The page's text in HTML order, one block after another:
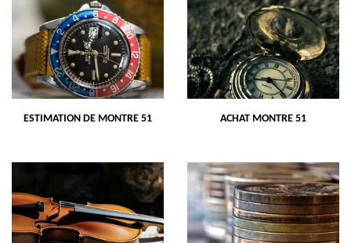
ESTIMATION DE MONTRE 51 ACHAT MONTRE 51